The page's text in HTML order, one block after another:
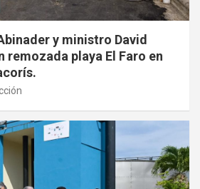
y ministro David
remozada playa El Faro en